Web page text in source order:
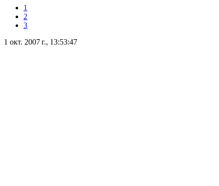
1
2
3
1 окт. 2007 г., 13:53:47